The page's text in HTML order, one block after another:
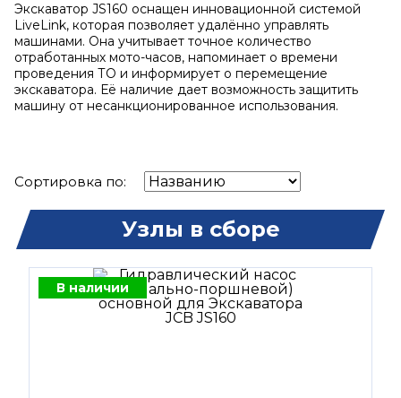
Экскаватор JS160 оснащен инновационной системой
LiveLink, которая позволяет удалённо управлять
машинами. Она учитывает точное количество
отработанных мото-часов, напоминает о времени
проведения ТО и информирует о перемещение
экскаватора. Её наличие дает возможность защитить
машину от несанкционированное использования.
Сортировка по:
Узлы в сборе
В наличии